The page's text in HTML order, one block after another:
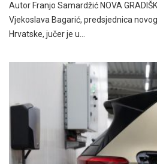
Autor Franjo Samardžić NOVA
Vjekoslava Bagarić, predsjednica
Hrvatske, jučer je u…